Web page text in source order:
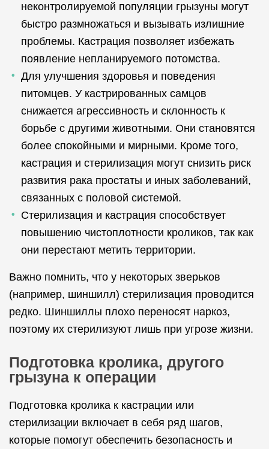
неконтролируемой популяции грызуны могут
быстро размножаться и вызывать излишние
проблемы. Кастрация позволяет избежать
появление непланируемого потомства.
Для улучшения здоровья и поведения
питомцев. У кастрированных самцов
снижается агрессивность и склонность к
борьбе с другими животными. Они становятся
более спокойными и мирными. Кроме того,
кастрация и стерилизация могут снизить риск
развития рака простаты и иных заболеваний,
связанных с половой системой.
Стерилизация и кастрация способствует
повышению чистоплотности кроликов, так как
они перестают метить территории.
Важно помнить, что у некоторых зверьков
(например, шиншилл) стерилизация проводится
редко. Шиншиллы плохо переносят наркоз,
поэтому их стерилизуют лишь при угрозе жизни.
Подготовка кролика, другого
грызуна к операции
Подготовка кролика к кастрации или
стерилизации включает в себя ряд шагов,
которые помогут обеспечить безопасность и